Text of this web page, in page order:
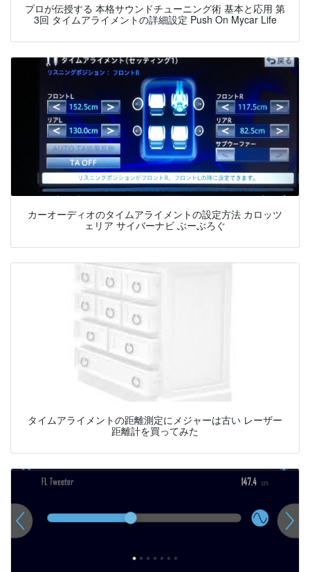
プロが伝授する 本格サウンドチューニング術 基本と応用 第
3回 タイムアライメントの詳細設定 Push On Mycar Life
カーオーディオのタイムアライメントの設定方法 カロッツ
ェリア サイバーナビ ぶーぶろぐ
タイムアライメントの距離測定にメジャーは古い レーザー
距離計を買ってみた